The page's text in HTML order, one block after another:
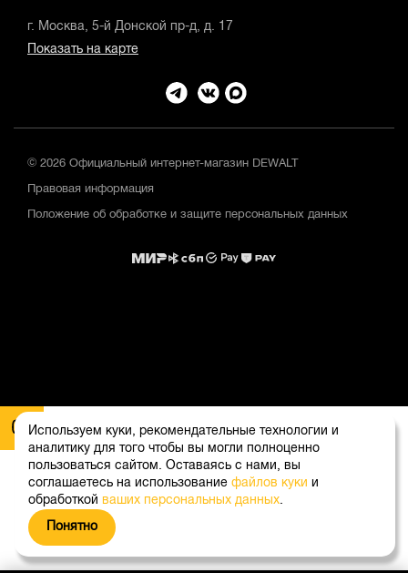
Используем куки, рекомендательные технологии и
аналитику для того чтобы вы могли полноценно
пользоваться сайтом. Оставаясь с нами, вы
соглашаетесь на использование файлов куки и
обработкой ваших персональных данных.
Понятно
г. Москва, 5-й Донской пр-д, д. 17
Показать на карте
© 2026 Официальный интернет-магазин DEWALT
Правовая информация
Положение об обработке и защите персональных данных